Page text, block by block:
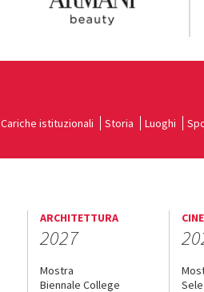
Cariche istituzionali Storia Luoghi
ARCHITETTURA
2027
Mostra
Biennale College